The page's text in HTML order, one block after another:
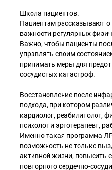
Школа пациентов.
Пациентам рассказывают о
важности регулярных
Важно, чтобы пациенты
управлять своим
принимать меры для
сосудистых катастроф.
Восстановление после
подхода, при котором
кардиолог, реабилитолог,
психолог и эрготерапевт,
Именно такая программа
возможность не только
активной жизни, повысить
повторного сердечно-